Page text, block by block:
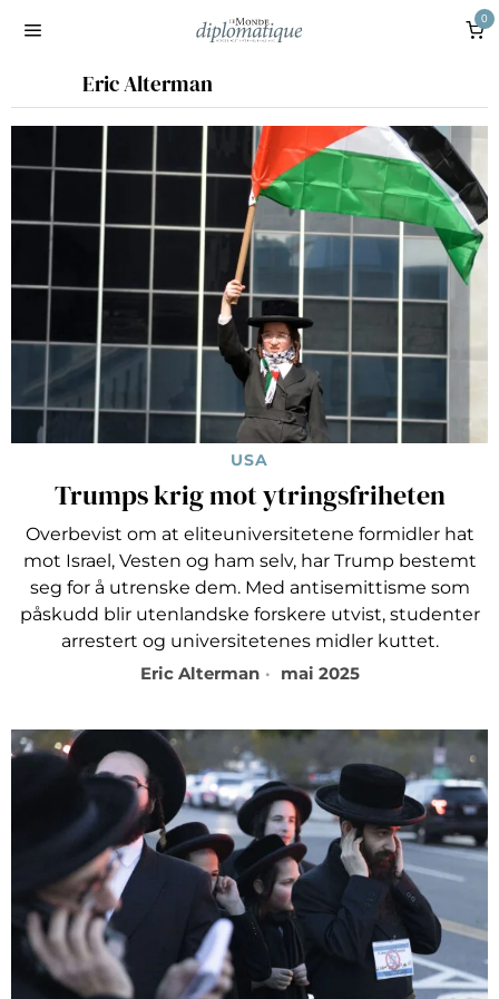
0
Eric Alterman
USA
Trumps krig mot ytringsfriheten
Overbevist om at eliteuniversitetene formidler hat
mot Israel, Vesten og ham selv, har Trump bestemt
seg for å utrenske dem. Med antisemittisme som
påskudd blir utenlandske forskere utvist, studenter
arrestert og universitetenes midler kuttet.
Eric Alterman
mai 2025